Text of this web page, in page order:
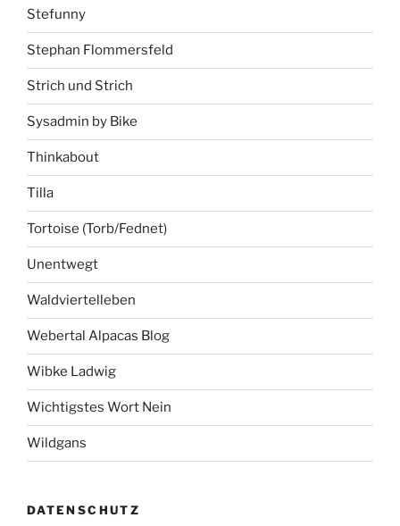
Stefunny
Stephan Flommersfeld
Strich und Strich
Sysadmin by Bike
Thinkabout
Tilla
Tortoise (Torb/Fednet)
Unentwegt
Waldviertelleben
Webertal Alpacas Blog
Wibke Ladwig
Wichtigstes Wort Nein
Wildgans
DATENSCHUTZ